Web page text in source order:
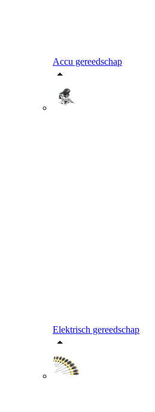
Accu gereedschap
Elektrisch gereedschap